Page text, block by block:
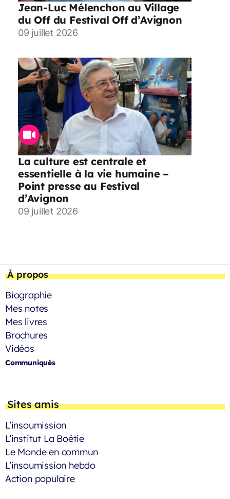
Jean-Luc Mélenchon au Village
du Off du Festival Off d’Avignon
09 juillet 2026
La culture est centrale et
essentielle à la vie humaine –
Point presse au Festival
d’Avignon
09 juillet 2026
À propos
Biographie
Mes notes
Mes livres
Brochures
Vidéos
Communiqués
Sites amis
L’insoumission
L’institut La Boétie
Le Monde en commun
L’insoumission hebdo
Action populaire